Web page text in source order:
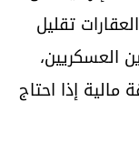
تقليل
العسكريين،
إذا احتاج